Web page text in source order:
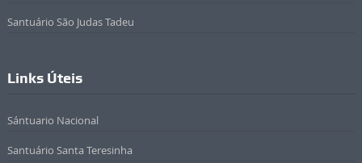
Santuário São Judas Tadeu
Links Úteis
Sántuario Nacional
Santuário Santa Teresinha